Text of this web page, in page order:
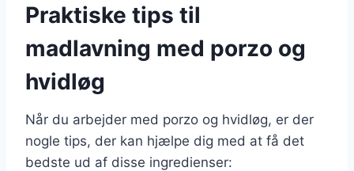
Praktiske tips til
madlavning med porzo og
hvidløg
Når du arbejder med porzo og hvidløg, er der
nogle tips, der kan hjælpe dig med at få det
bedste ud af disse ingredienser: